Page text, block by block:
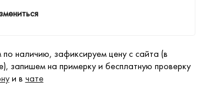
по наличию, зафиксируем цену с сайта (в
запишем на примерку и бесплатную проверку
и в чате